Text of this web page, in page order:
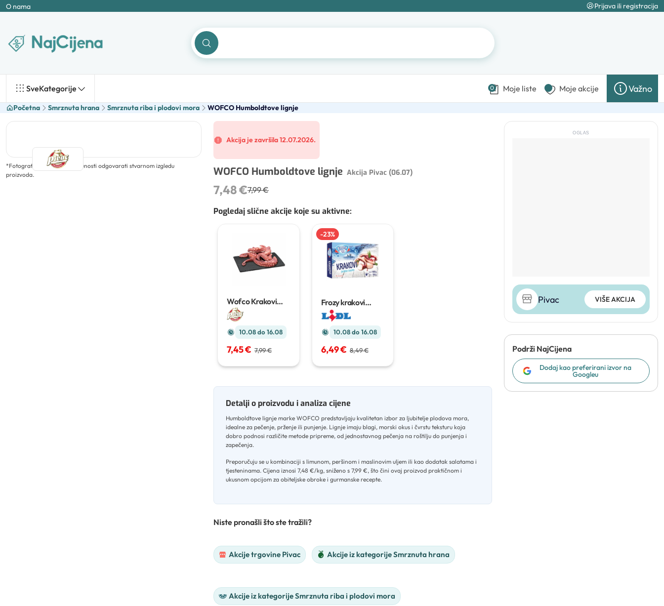
O nama Prijava ili registracija
SveKategorije 0 Moje liste Moje akcije Važno
Početna Smrznuta hrana Smrznuta riba i plodovi mora WOFCO Humboldtove lignje
*Fotografija ne mora u potpunosti odgovarati stvarnom izgledu
proizvoda.
Akcija je završila 12.07.2026.
WOFCO Humboldtove lignje Akcija Pivac (06.07)
7,48 €7,99 €
Pogledaj slične akcije koje su aktivne:
Wofco Krakovi
humboldtove
lignje
10.08 do 16.08
7,45 € 7,99 €
-23%
Frozy krakovi
humboldtove
lignje za peku i
salatu1 kg
10.08 do 16.08
6,49 € 8,49 €
Detalji o proizvodu i analiza cijene
Humboldtove lignje marke WOFCO predstavljaju kvalitetan izbor za ljubitelje plodova mora,
idealne za pečenje, prženje ili punjenje. Lignje imaju blagi, morski okus i čvrstu teksturu koja
dobro podnosi različite metode pripreme, od jednostavnog pečenja na roštilju do punjenja i
zapečenja.
Preporučuju se u kombinaciji s limunom, peršinom i maslinovim uljem ili kao dodatak salatama i
tjesteninama. Cijena iznosi 7,48 €/kg, sniženo s 7,99 €, što čini ovaj proizvod praktičnom i
ukusnom opcijom za obiteljske obroke i gurmanske recepte.
Niste pronašli što ste tražili?
Akcije trgovine Pivac Akcije iz kategorije Smrznuta hrana
Akcije iz kategorije Smrznuta riba i plodovi mora
OGLAS
Pivac VIŠE AKCIJA
Podrži NajCijena
Dodaj kao preferirani izvor na
Googleu